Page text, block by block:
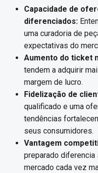
Capacidade de
diferenciados:
uma curadoria de
expectativas do
Aumento do ticket
tendem a adquirir
margem de lucro.
Fidelização de
qualificado e uma
tendências
seus consumidores.
Vantagem
preparado diferencia
mercado cada vez